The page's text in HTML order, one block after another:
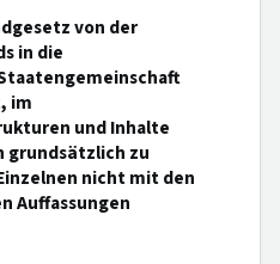
von der
in die
im
und Inhalte
grundsätzlich zu
nicht mit den
Auffassungen